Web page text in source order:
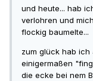
und heute... hab
verlohren und
flockig baumelte...
zum glück hab
einigermaßen
die ecke bei nem